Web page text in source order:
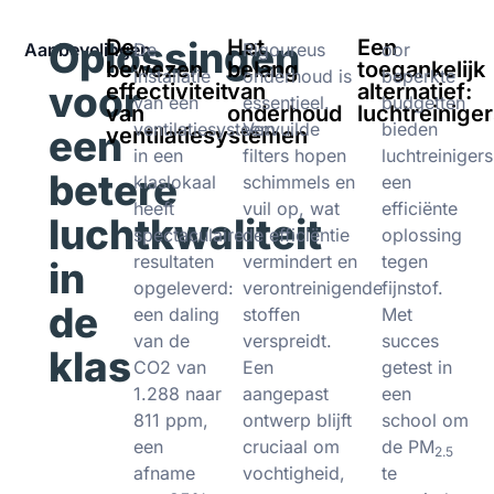
Aanbevelingen
Oplossingen
voor
een
betere
luchtkwaliteit
in
de
klas
De
bewezen
effectiviteit
van
ventilatiesystemen
De
installatie
van een
ventilatiesysteem
in een
klaslokaal
heeft
spectaculaire
resultaten
opgeleverd:
een daling
van de
CO2 van
1.288 naar
811 ppm,
een
afname
Het
belang
van
onderhoud
Rigoureus
onderhoud is
essentieel.
Vervuilde
filters hopen
schimmels en
vuil op, wat
de efficiëntie
vermindert en
verontreinigende
stoffen
verspreidt.
Een
aangepast
ontwerp blijft
cruciaal om
vochtigheid,
Een
toegankelijk
alternatief:
oor
beperkte
budgetten
bieden
luchtreinigers
een
efficiënte
oplossing
tegen
fijnstof.
Met
succes
getest in
een
school om
de PM2.5
te